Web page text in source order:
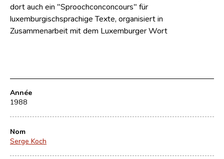
dort auch ein "Sproochconconcours" für
luxemburgischsprachige Texte, organisiert in
Zusammenarbeit mit dem Luxemburger Wort
Année
1988
Nom
Serge Koch